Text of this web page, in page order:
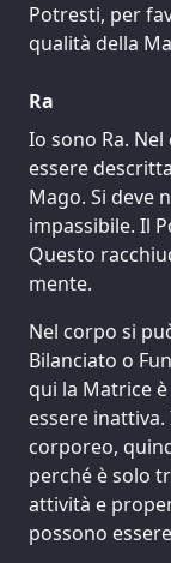
Potresti, per
qualità della
Ra
Io sono Ra.
essere
Mago. Si deve
impassibile. Il
Questo
mente.
Nel corpo si
Bilanciato o
qui la Matrice
essere
corporeo,
perché è solo
attività e
possono